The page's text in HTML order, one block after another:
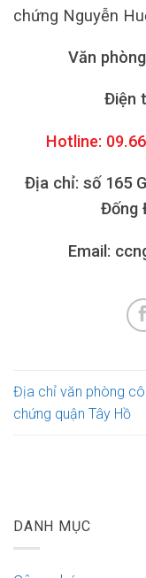
chứng Nguyễn
Văn
Điện
Hotline:
Địa chỉ: số 165
Đống
Email:
Địa chỉ văn phòng
chứng quận Tây Hồ
DANH MỤC